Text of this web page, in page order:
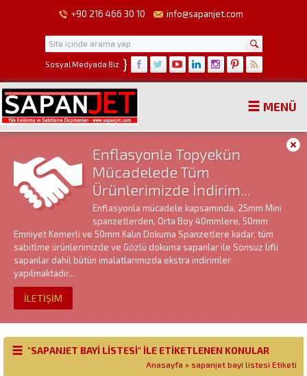
+90 216 466 30 10 info@sapanjet.com
Sosyal Medyada Biz }
MENÜ
Enflasyonla Topyekün
Mücadelede Tüm
Ürünlerimizde İndirim...
Enflasyonla mücadele kapsamında, 25mm Mini
spanzetlerden, Orta Boy 40mmlere, 50mm
Emniyet Kemerli ve 50mm Kalın Dokuma Spanzetlere kadar, tüm
sabitlme ürünlerimizde ve Gözlü dokuma sapanlar ile Sonsuz lifli
sapanlar dahil bütün imalatlarımızda ekstra indirimler
yapılmaktadır...
İLETİŞİM
"SAPANJET BAYI LISTESI" ILE ETIKETLENEN KONULAR
Anasayfa » sapanjet bayi listesi Etiketi